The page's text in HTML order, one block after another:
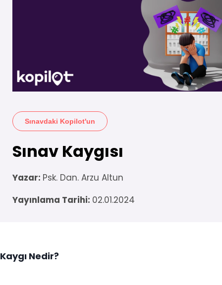
Sınavdaki Kopilot'un
Sınav Kaygısı
Yazar: Psk. Dan. Arzu Altun
Yayınlama Tarihi: 02.01.2024
Kaygı Nedir?